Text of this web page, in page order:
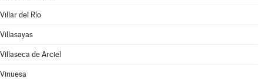
Villar del Río
Villasayas
Villaseca de Arciel
Vinuesa